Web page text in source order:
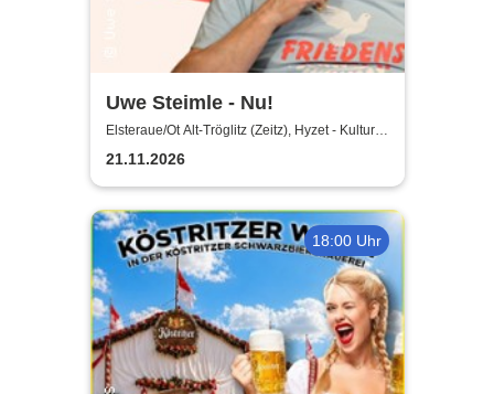
Uwe Steimle - Nu!
Elsteraue/Ot Alt-Tröglitz (Zeitz), Hyzet - Kultur-
und Kongresszentrum
21.11.2026
18:00 Uhr